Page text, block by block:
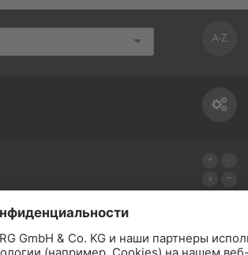
A-Z
ПЕРЕЙТИ К КАЛЬКУЛЯТОРУ